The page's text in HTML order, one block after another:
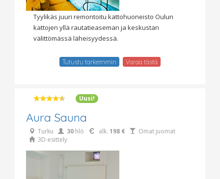
Tyylikäs juuri remontoitu kattohuoneisto Oulun
kattojen yllä rautatieaseman ja keskustan
välittömässä läheisyydessä.
Tutustu tarkemmin Varaa tästä
Uusi!
Aura Sauna
Turku 30 hlö alk. 198 €
Omat juomat
3D-esittely